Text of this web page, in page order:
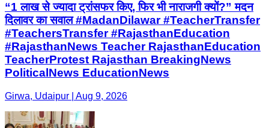
“1 लाख से ज्यादा ट्रांसफर किए, फिर भी नाराजगी क्यों?” मदन
दिलावर का सवाल #MadanDilawar #TeacherTransfer
#TeachersTransfer #RajasthanEducation
#RajasthanNews Teacher RajasthanEducation
TeacherProtest Rajasthan BreakingNews
PoliticalNews EducationNews
Girwa, Udaipur | Aug 9, 2026